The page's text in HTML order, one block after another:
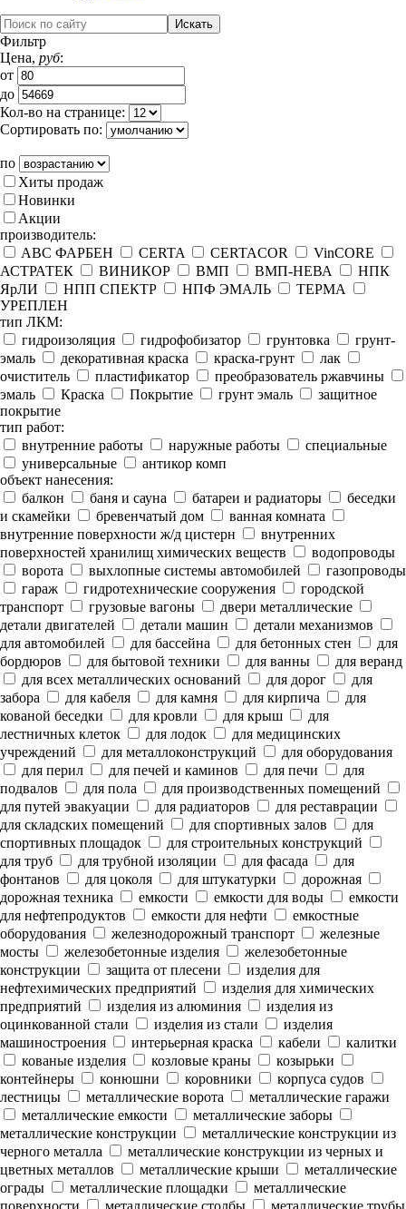
Фильтр
Цена, руб:
от
до
Кол-во на странице:
Сортировать по:
по
Хиты продаж
Новинки
Акции
производитель:
ABC ФАРБЕН
CERTA CERTACOR
VinCORE
АСТРАТЕК
ВИНИКОР ВМП ВМП-НЕВА
НПК
ЯрЛИ
НПП СПЕКТР НПФ ЭМАЛЬ
ТЕРМА
УРЕПЛЕН
тип ЛКМ:
гидроизоляция
гидрофобизатор грунтовка
грунт-
эмаль
декоративная краска краска-грунт
лак
очиститель
пластификатор
преобразователь ржавчины
эмаль
Краска Покрытие грунт эмаль
защитное
покрытие
тип работ:
внутренние работы
наружные работы
специальные
универсальные
антикор комп
объект нанесения:
балкон
баня и сауна батареи и радиаторы
беседки
и скамейки
бревенчатый дом
ванная комната
внутренние поверхности ж/д цистерн
внутренних
поверхностей хранилищ химических веществ
водопроводы
ворота
выхлопные системы автомобилей
газопроводы
гараж
гидротехнические сооружения
городской
транспорт
грузовые вагоны
двери металлические
детали двигателей
детали машин
детали механизмов
для автомобилей
для бассейна для бетонных стен
для
бордюров
для бытовой техники для ванны
для веранд
для всех металлических оснований
для дорог
для
забора
для кабеля для камня для кирпича
для
кованой беседки
для кровли для крыш
для
лестничных клеток
для лодок
для медицинских
учреждений
для металлоконструкций
для оборудования
для перил
для печей и каминов для печи
для
подвалов
для пола
для производственных помещений
для путей эвакуации
для радиаторов
для реставрации
для складских помещений
для спортивных залов
для
спортивных площадок
для строительных конструкций
для труб
для трубной изоляции для фасада
для
фонтанов
для цоколя для штукатурки
дорожная
дорожная техника
емкости емкости для воды
емкости
для нефтепродуктов
емкости для нефти
емкостные
оборудования
железнодорожный транспорт
железные
мосты
железобетонные изделия
железобетонные
конструкции
защита от плесени
изделия для
нефтехимических предприятий
изделия для химических
предприятий
изделия из алюминия
изделия из
оцинкованной стали
изделия из стали
изделия
машиностроения
интерьерная краска кабели
калитки
кованые изделия
козловые краны
козырьки
контейнеры
конюшни коровники
корпуса судов
лестницы
металлические ворота
металлические гаражи
металлические емкости
металлические заборы
металлические конструкции
металлические конструкции из
черного металла
металлические конструкции из черных и
цветных металлов
металлические крыши
металлические
ограды
металлические площадки
металлические
поверхности
металлические столбы металлические трубы